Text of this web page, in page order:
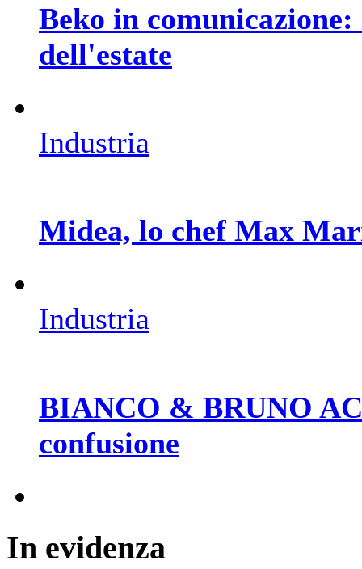
Beko in
dell'estate
Industria
Midea, lo chef Max
Industria
BIANCO & BRUNO
confusione
In evidenza